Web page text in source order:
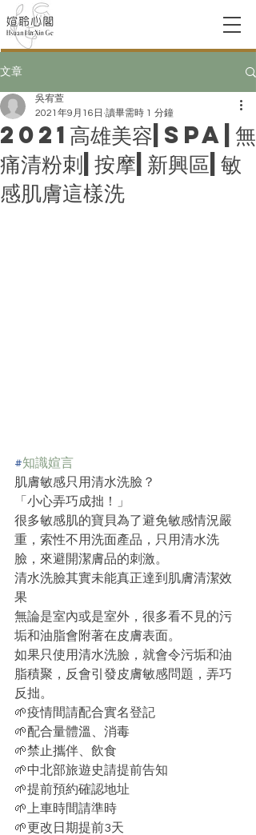
文章
2021高雄美容|spa|無
痛清粉刺|按摩|新興區|敏
感肌膚這樣洗
吳宥萱
2021年9月16日 讀畢需時 1 分鐘
#知識媗言
肌膚敏感只用清水洗臉？
「小心弄巧成拙！」
很多敏感肌的寶貝為了避免敏感情況嚴
重，索性不用洗面產品，只用清水洗
臉，來避開潔膚品的刺激。
清水洗臉其實未能真正達到肌膚清潔效
果
無論是室內或是室外，很多看不見的污
垢和油脂會附著在皮膚表面。
如果只使用清水洗臉，就會令污垢和油
脂積聚，反會引發皮膚敏感問題，弄巧
反拙。
🌱疫情間請配合實名登記
🌱配合量體溫、消毒
🌱禁止攜伴、飲食
🌱中北部旅遊史請提前告知
🌱提前預約確認地址
🌱上車時間請準時
🌱更改日期提前3天